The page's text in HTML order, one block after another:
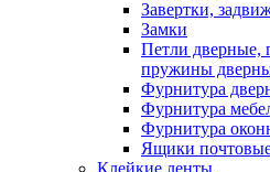
Завертки,
Замки
Петли дверные,
пружины
Фурнитура
Фурнитура
Фурнитура
Ящики
Клейкие ленты